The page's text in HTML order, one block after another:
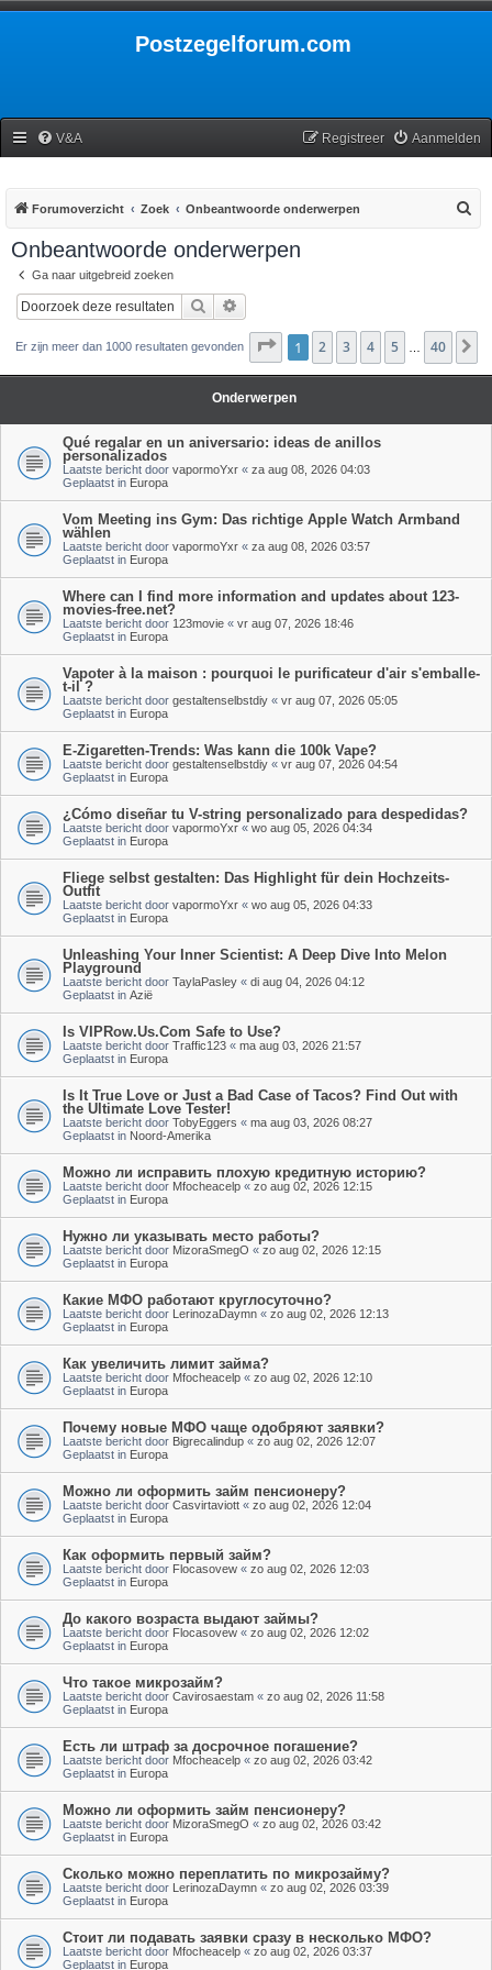
Postzegelforum.com
V&A Aanmelden
Registreer
Forumoverzicht Zoek Onbeantwoorde onderwerpen
Onbeantwoorde onderwerpen
Ga naar uitgebreid zoeken
Zoek
Er zijn meer dan 1000 resultaten gevonden Pagina1 van 40
1 2 3 4 5 40
Onderwerpen
Qué regalar en un aniversario: ideas de anillos
personalizados
Laatste bericht door vapormoYxr « za aug 08, 2026 04:03
Geplaatst in Europa
Vom Meeting ins Gym: Das richtige Apple Watch Armband
wählen
Laatste bericht door vapormoYxr « za aug 08, 2026 03:57
Geplaatst in Europa
Where can I find more information and updates about 123-
movies-free.net?
Laatste bericht door 123movie « vr aug 07, 2026 18:46
Geplaatst in Europa
Vapoter à la maison : pourquoi le purificateur d'air s'emballe-
t-il ?
Laatste bericht door gestaltenselbstdiy « vr aug 07, 2026 05:05
Geplaatst in Europa
E-Zigaretten-Trends: Was kann die 100k Vape?
Laatste bericht door gestaltenselbstdiy « vr aug 07, 2026 04:54
Geplaatst in Europa
¿Cómo diseñar tu V-string personalizado para despedidas?
Laatste bericht door vapormoYxr « wo aug 05, 2026 04:34
Geplaatst in Europa
Fliege selbst gestalten: Das Highlight für dein Hochzeits-
Outfit
Laatste bericht door vapormoYxr « wo aug 05, 2026 04:33
Geplaatst in Europa
Unleashing Your Inner Scientist: A Deep Dive Into Melon
Playground
Laatste bericht door TaylaPasley « di aug 04, 2026 04:12
Geplaatst in Azië
Is VIPRow.Us.Com Safe to Use?
Laatste bericht door Traffic123 « ma aug 03, 2026 21:57
Geplaatst in Europa
Is It True Love or Just a Bad Case of Tacos? Find Out with
the Ultimate Love Tester!
Laatste bericht door TobyEggers « ma aug 03, 2026 08:27
Geplaatst in Noord-Amerika
Можно ли исправить плохую кредитную историю?
Laatste bericht door Mfocheacelp « zo aug 02, 2026 12:15
Geplaatst in Europa
Нужно ли указывать место работы?
Laatste bericht door MizoraSmegO « zo aug 02, 2026 12:15
Geplaatst in Europa
Какие МФО работают круглосуточно?
Laatste bericht door LerinozaDaymn « zo aug 02, 2026 12:13
Geplaatst in Europa
Как увеличить лимит займа?
Laatste bericht door Mfocheacelp « zo aug 02, 2026 12:10
Geplaatst in Europa
Почему новые МФО чаще одобряют заявки?
Laatste bericht door Bigrecalindup « zo aug 02, 2026 12:07
Geplaatst in Europa
Можно ли оформить займ пенсионеру?
Laatste bericht door Casvirtaviott « zo aug 02, 2026 12:04
Geplaatst in Europa
Как оформить первый займ?
Laatste bericht door Flocasovew « zo aug 02, 2026 12:03
Geplaatst in Europa
До какого возраста выдают займы?
Laatste bericht door Flocasovew « zo aug 02, 2026 12:02
Geplaatst in Europa
Что такое микрозайм?
Laatste bericht door Cavirosaestam « zo aug 02, 2026 11:58
Geplaatst in Europa
Есть ли штраф за досрочное погашение?
Laatste bericht door Mfocheacelp « zo aug 02, 2026 03:42
Geplaatst in Europa
Можно ли оформить займ пенсионеру?
Laatste bericht door MizoraSmegO « zo aug 02, 2026 03:42
Geplaatst in Europa
Сколько можно переплатить по микрозайму?
Laatste bericht door LerinozaDaymn « zo aug 02, 2026 03:39
Geplaatst in Europa
Стоит ли подавать заявки сразу в несколько МФО?
Laatste bericht door Mfocheacelp « zo aug 02, 2026 03:37
Geplaatst in Europa